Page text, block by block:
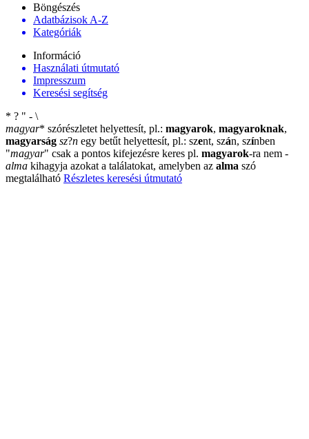
Böngészés
Adatbázisok A-Z
Kategóriák
Információ
Használati útmutató
Impresszum
Keresési segítség
* ? " - \
magyar* szórészletet helyettesít, pl.: magyarok, magyaroknak,
magyarság sz?n egy betűt helyettesít, pl.: szent, szán, színben
"magyar" csak a pontos kifejezésre keres pl. magyarok-ra nem -
alma kihagyja azokat a találatokat, amelyben az alma szó
megtalálható Részletes keresési útmutató